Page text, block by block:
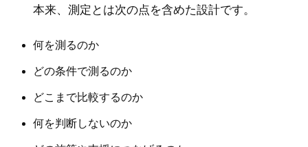
本来、測定とは次の点を含めた設計です。
何を測るのか
どの条件で測るのか
どこまで比較するのか
何を判断しないのか